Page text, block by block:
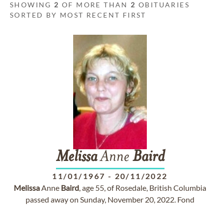
SHOWING 2 OF MORE THAN 2 OBITUARIES
SORTED BY MOST RECENT FIRST
MelissaAnne Baird
11/01/1967 - 20/11/2022
MelissaAnne Baird, age 55, of Rosedale, British Columbia
passed away on Sunday, November 20, 2022. Fond